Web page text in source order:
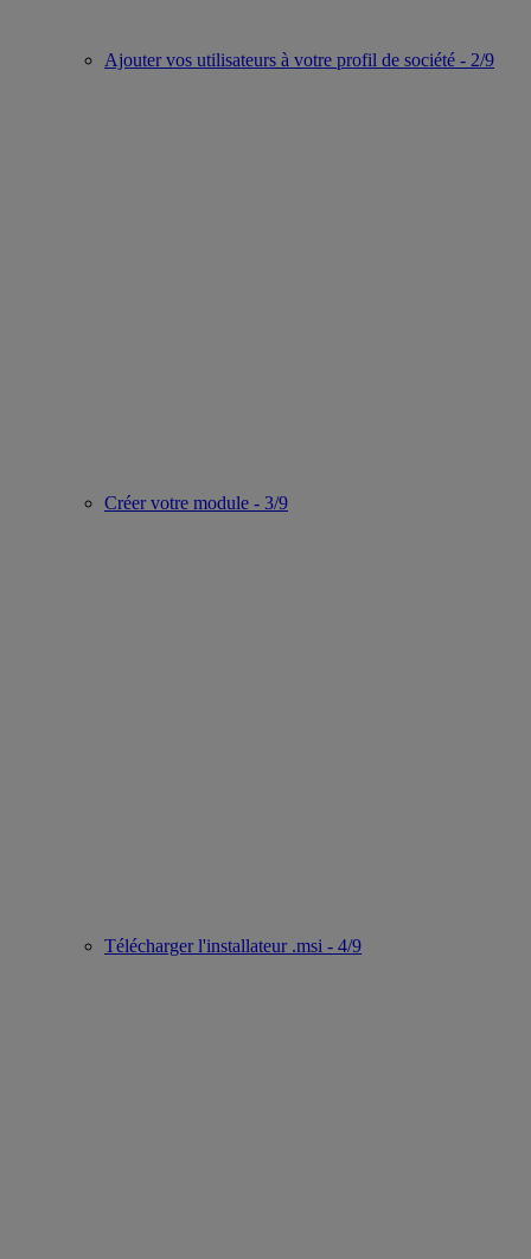
Ajouter vos utilisateurs à votre profil de société - 2/9
Créer votre module - 3/9
Télécharger l'installateur .msi - 4/9